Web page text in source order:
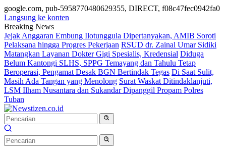
google.com, pub-5958770480629355, DIRECT, f08c47fec0942fa0
Langsung ke konten
Breaking News
Jejak Anggaran Embung Ilotunggula Dipertanyakan, AMIB Soroti
Pelaksana hingga Progres Pekerjaan RSUD dr. Zainal Umar Sidiki
Matangkan Layanan Dokter Gigi Spesialis, Kredensial Diduga
Belum Kantongi SLHS, SPPG Temayang dan Tahulu Tetap
Beroperasi, Pengamat Desak BGN Bertindak Tegas Di Saat Sulit,
Masih Ada Tangan yang Menolong Surat Waskat Ditindaklanjuti,
LSM Ilham Nusantara dan Sukandar Dipanggil Propam Polres
Tuban